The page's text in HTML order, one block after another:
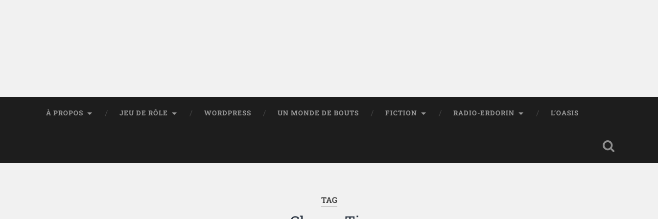
À PROPOS JEU DE RÔLE WORDPRESS UN MONDE DE BOUTS FICTION RADIO-ERDORIN L’OASIS
TAG